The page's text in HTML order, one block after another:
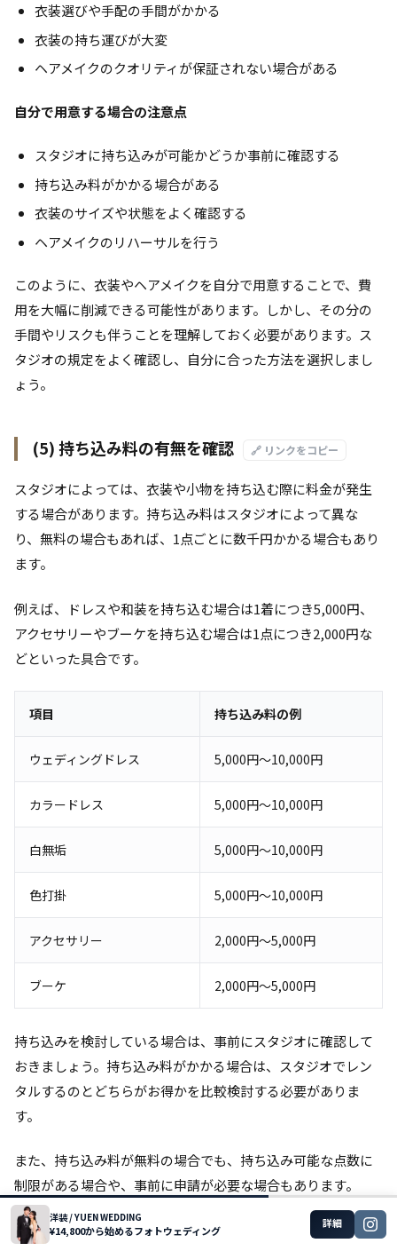
衣装選びや手配の手間がかかる
衣装の持ち運びが大変
ヘアメイクのクオリティが保証されない場合がある
自分で用意する場合の注意点
スタジオに持ち込みが可能かどうか事前に確認する
持ち込み料がかかる場合がある
衣装のサイズや状態をよく確認する
ヘアメイクのリハーサルを行う
このように、衣装やヘアメイクを自分で用意することで、費
用を大幅に削減できる可能性があります。しかし、その分の
手間やリスクも伴うことを理解しておく必要があります。ス
タジオの規定をよく確認し、自分に合った方法を選択しまし
ょう。
(5) 持ち込み料の有無を確認 🔗 リンクをコピー
スタジオによっては、衣装や小物を持ち込む際に料金が発生
する場合があります。持ち込み料はスタジオによって異な
り、無料の場合もあれば、1点ごとに数千円かかる場合もあり
ます。
例えば、ドレスや和装を持ち込む場合は1着につき5,000円、
アクセサリーやブーケを持ち込む場合は1点につき2,000円な
どといった具合です。
項目 持ち込み料の例
ウェディングドレス 5,000円～10,000円
カラードレス 5,000円～10,000円
白無垢 5,000円～10,000円
色打掛 5,000円～10,000円
アクセサリー 2,000円～5,000円
ブーケ 2,000円～5,000円
持ち込みを検討している場合は、事前にスタジオに確認して
おきましょう。持ち込み料がかかる場合は、スタジオでレン
タルするのとどちらがお得かを比較検討する必要がありま
す。
また、持ち込み料が無料の場合でも、持ち込み可能な点数に
制限がある場合や、事前に申請が必要な場合もあります。
これらの点も事前に確認しておくようにしましょう。
洋装 / YUEN WEDDING
¥14,800から始めるフォトウェディング
詳細